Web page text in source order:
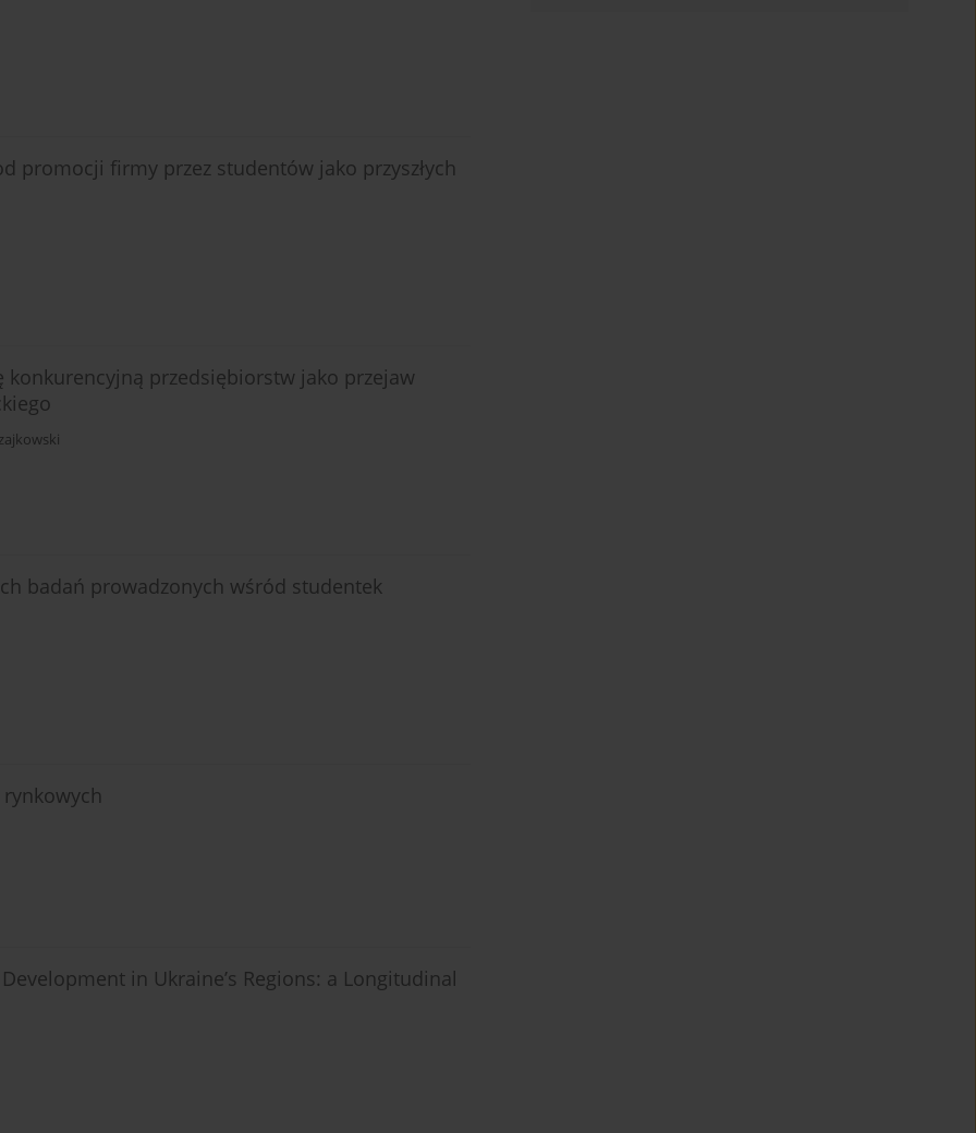
promocji firmy przez studentów jako przyszłych
konkurencyjną przedsiębiorstw jako przejaw
badań prowadzonych wśród studentek
in Ukraine’s Regions: a Longitudinal